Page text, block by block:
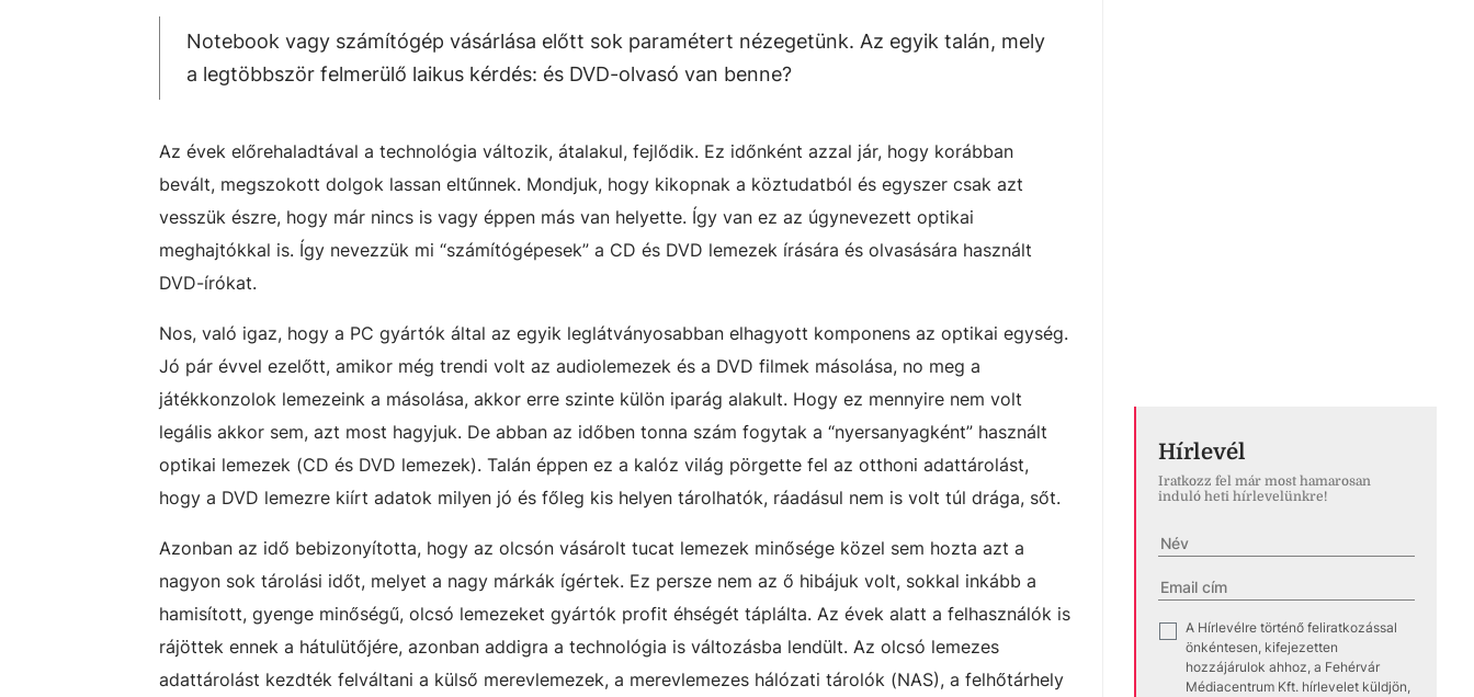
Notebook vagy számítógép vásárlása előtt sok paramétert nézegetünk. Az egyik talán, mely
a legtöbbször felmerülő laikus kérdés: és DVD-olvasó van benne?
Az évek előrehaladtával a technológia változik, átalakul, fejlődik. Ez időnként azzal jár, hogy korábban
bevált, megszokott dolgok lassan eltűnnek. Mondjuk, hogy kikopnak a köztudatból és egyszer csak azt
vesszük észre, hogy már nincs is vagy éppen más van helyette. Így van ez az úgynevezett optikai
meghajtókkal is. Így nevezzük mi “számítógépesek” a CD és DVD lemezek írására és olvasására használt
DVD-írókat.
Nos, való igaz, hogy a PC gyártók által az egyik leglátványosabban elhagyott komponens az optikai egység.
Jó pár évvel ezelőtt, amikor még trendi volt az audiolemezek és a DVD filmek másolása, no meg a
játékkonzolok lemezeink a másolása, akkor erre szinte külön iparág alakult. Hogy ez mennyire nem volt
legális akkor sem, azt most hagyjuk. De abban az időben tonna szám fogytak a “nyersanyagként” használt
optikai lemezek (CD és DVD lemezek). Talán éppen ez a kalóz világ pörgette fel az otthoni adattárolást,
hogy a DVD lemezre kiírt adatok milyen jó és főleg kis helyen tárolhatók, ráadásul nem is volt túl drága, sőt.
Azonban az idő bebizonyította, hogy az olcsón vásárolt tucat lemezek minősége közel sem hozta azt a
nagyon sok tárolási időt, melyet a nagy márkák ígértek. Ez persze nem az ő hibájuk volt, sokkal inkább a
hamisított, gyenge minőségű, olcsó lemezeket gyártók profit éhségét táplálta. Az évek alatt a felhasználók is
rájöttek ennek a hátulütőjére, azonban addigra a technológia is változásba lendült. Az olcsó lemezes
adattárolást kezdték felváltani a külső merevlemezek, a merevlemezes hálózati tárolók (NAS), a felhőtárhely
Hírlevél
Iratkozz fel már most hamarosan
induló heti hírlevelünkre!
A Hírlevélre történő feliratkozással
önkéntesen, kifejezetten
hozzájárulok ahhoz, a Fehérvár
Médiacentrum Kft. hírlevelet küldjön,